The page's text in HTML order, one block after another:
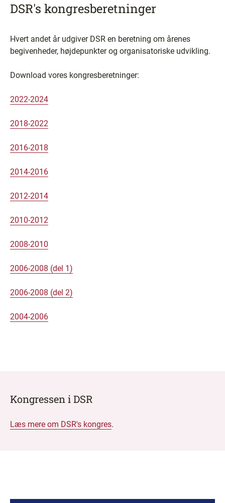
DSR's kongresberetninger
Hvert andet år udgiver DSR en beretning om årenes
begivenheder, højdepunkter og organisatoriske udvikling.
Download vores kongresberetninger:
2022-2024
2018-2022
2016-2018
2014-2016
2012-2014
2010-2012
2008-2010
2006-2008 (del 1)
2006-2008 (del 2)
2004-2006
Kongressen i DSR
Læs mere om DSR's kongres.